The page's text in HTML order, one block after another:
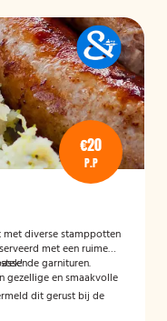
€20
P.P
diverse stamppotten
met een ruime
garnituren.
gezellige en smaakvolle
dit gerust bij de